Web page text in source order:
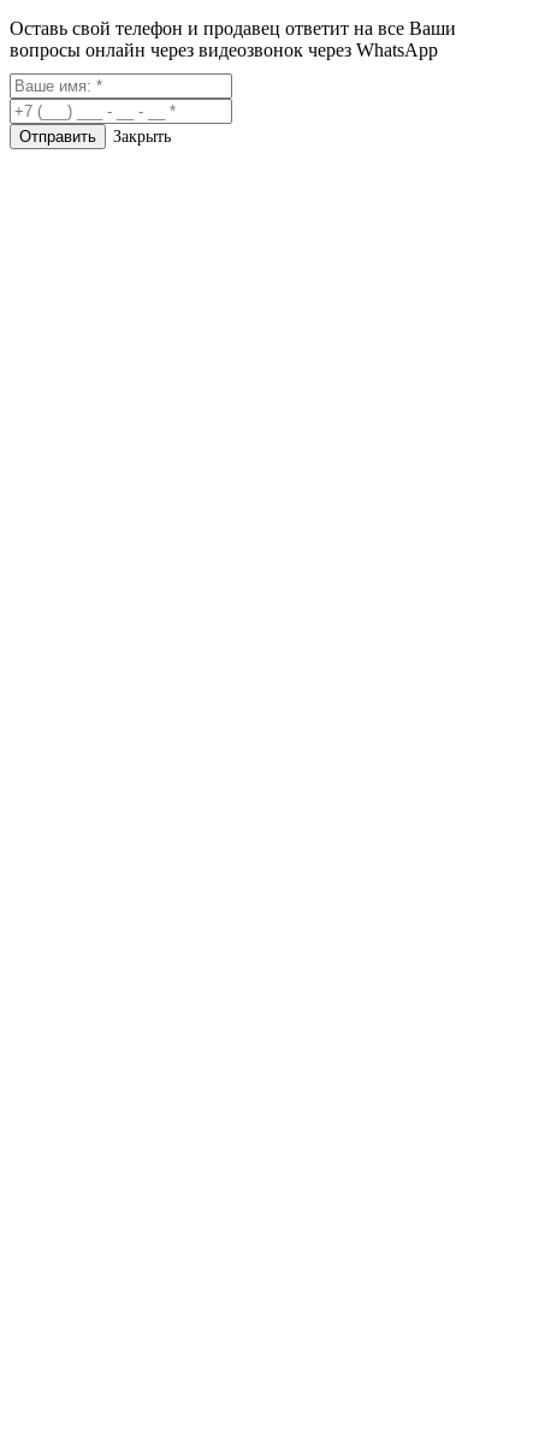
Оставь свой телефон и продавец ответит на все Ваши
вопросы онлайн через видеозвонок через WhatsApp
Закрыть